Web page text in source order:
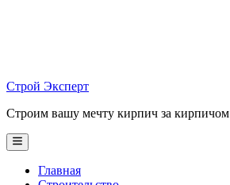
Строй Эксперт
Строим вашу мечту кирпич за кирпичом
Main
Menu
Главная